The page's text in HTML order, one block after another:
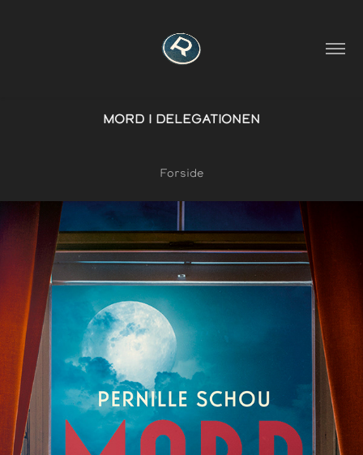
MORD I DELEGATIONEN
Forside